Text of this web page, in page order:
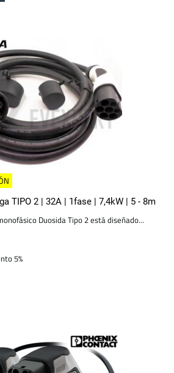
TIPO 2 | 32A | 1fase | 7,4kW | 5 - 8m
Duosida Tipo 2 está diseñado...
5%